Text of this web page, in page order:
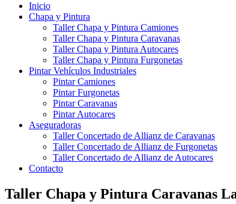
Inicio
Chapa y Pintura
Taller Chapa y Pintura Camiones
Taller Chapa y Pintura Caravanas
Taller Chapa y Pintura Autocares
Taller Chapa y Pintura Furgonetas
Pintar Vehículos Industriales
Pintar Camiones
Pintar Furgonetas
Pintar Caravanas
Pintar Autocares
Aseguradoras
Taller Concertado de Allianz de Caravanas
Taller Concertado de Allianz de Furgonetas
Taller Concertado de Allianz de Autocares
Contacto
Taller Chapa y Pintura Caravanas